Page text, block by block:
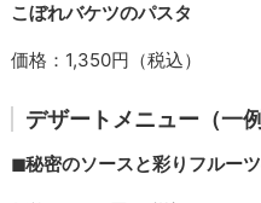
こぼれバケツのパスタ
価格：1,350円（税込）
デザートメニュー（一例
◼︎秘密のソースと彩りフルー